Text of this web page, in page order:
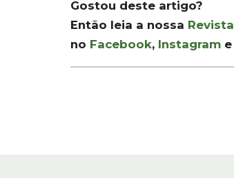
Gostou deste artigo?
Então leia a nossa Revista
no Facebook, Instagram e